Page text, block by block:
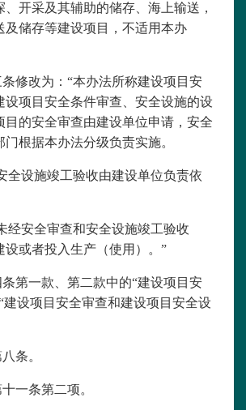
开采及其辅助的储存、海上输送，
及储存等建设项目，不适用本办
条修改为：“本办法所称建设项目安
设项目安全条件审查、安全设施的设
目的安全审查由建设单位申请，安全
根据本办法分级负责实施。
全设施竣工验收由建设单位负责依
经安全审查和安全设施竣工验收
设或者投入生产（使用）。”
条第一款、第二款中的“建设项目安
建设项目安全审查和建设项目安全设
条。
一条第二项。